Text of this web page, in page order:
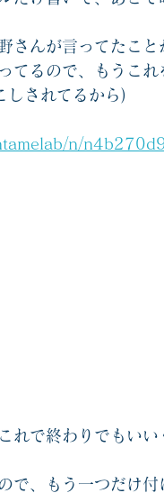
さんが言ってたこ
てるので、もうこ
しされてるから)
n/
れで終わりでもい
で、もう一つだけ